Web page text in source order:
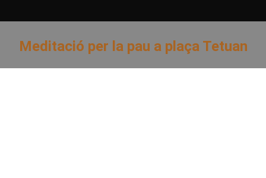
Meditació per la pau a plaça Tetuan